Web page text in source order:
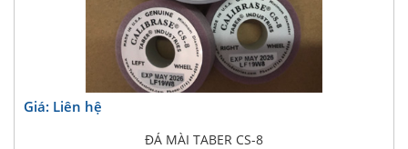
Giá: Liên hệ
ĐÁ MÀI TABER CS-8